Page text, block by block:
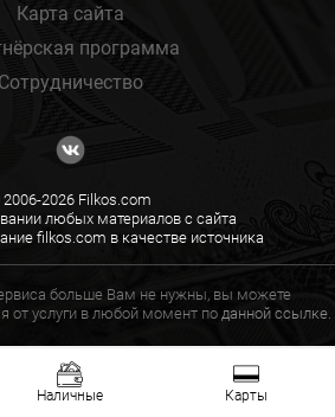
Наличные Карты
Карта сайта
программа
Сотрудничество
2026 Filkos.com
любых материалов с сайта
filkos.com в качестве источника
больше Вам не нужны, вы можете
от услуги в любой момент по данной ссылке.